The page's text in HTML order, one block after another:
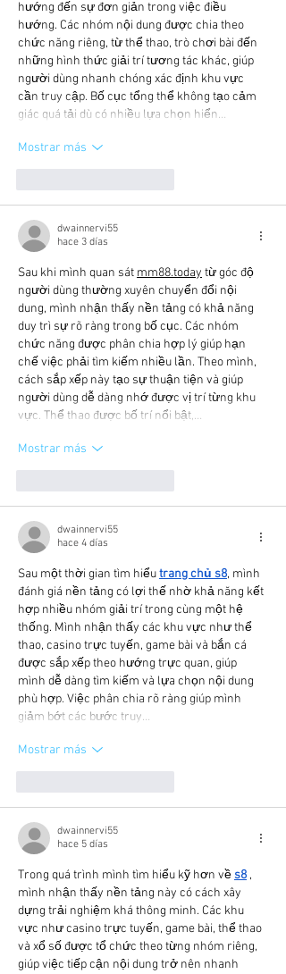
hướng đến sự đơn giản trong việc điều
hướng. Các nhóm nội dung được chia theo
chức năng riêng, từ thể thao, trò chơi bài đến
những hình thức giải trí tương tác khác, giúp
người dùng nhanh chóng xác định khu vực
cần truy cập. Bố cục tổng thể không tạo cảm
giác quá tải dù có nhiều lựa chọn hiển…
Mostrar más
dwainnervi55
hace 3 días
Sau khi mình quan sát mm88.today từ góc độ
người dùng thường xuyên chuyển đổi nội
dung, mình nhận thấy nền tảng có khả năng
duy trì sự rõ ràng trong bố cục. Các nhóm
chức năng được phân chia hợp lý giúp hạn
chế việc phải tìm kiếm nhiều lần. Theo mình,
cách sắp xếp này tạo sự thuận tiện và giúp
người dùng dễ dàng nhớ được vị trí từng khu
vực. Thể thao được bố trí nổi bật,…
Mostrar más
dwainnervi55
hace 4 días
Sau một thời gian tìm hiểu trang chủ s8, mình
đánh giá nền tảng có lợi thế nhờ khả năng kết
hợp nhiều nhóm giải trí trong cùng một hệ
thống. Mình nhận thấy các khu vực như thể
thao, casino trực tuyến, game bài và bắn cá
được sắp xếp theo hướng trực quan, giúp
mình dễ dàng tìm kiếm và lựa chọn nội dung
phù hợp. Việc phân chia rõ ràng giúp mình
giảm bớt các bước truy…
Mostrar más
dwainnervi55
hace 5 días
Trong quá trình mình tìm hiểu kỹ hơn về s8 ,
mình nhận thấy nền tảng này có cách xây
dựng trải nghiệm khá thông minh. Các khu
vực như casino trực tuyến, game bài, thể thao
và xổ số được tổ chức theo từng nhóm riêng,
giúp việc tiếp cận nội dung trở nên nhanh